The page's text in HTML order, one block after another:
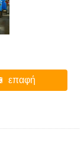
επαφή